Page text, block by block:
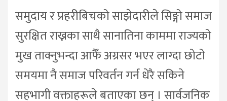
समुदाय र प्रहरीबिचको साझेदारीले सिङ्गो समाज
सुरक्षित राख्नका साथै सानातिना काममा राज्यको
मुख ताक्नुभन्दा आफैँ अग्रसर भएर लाग्दा छोटो
समयमा नै समाज परिवर्तन गर्न धेरै सकिने
सहभागी वक्ताहरूले बताएका छन् । सार्वजनिक